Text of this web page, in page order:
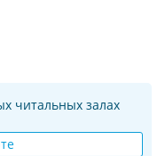
читальных залах